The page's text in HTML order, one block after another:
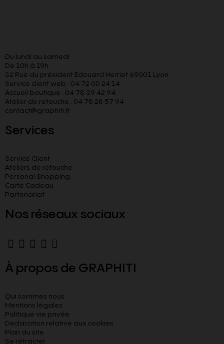
Du lundi au samedi
De 10h à 19h
32 Rue du président Edouard Herriot 69001 Lyon
Service client web : 04 72 00 24 14
Accueil boutique : 04 78 39 42 94
Atelier de retouche : 04 78 28 57 94
contact@graphiti.fr
Services
Service Client
Ateliers de retouche
Personal Shopping
Carte Cadeau
Partenariat
Nos réseaux sociaux
À propos de GRAPHITI
Qui sommes nous
Mentions légales
Politique vie privée
Declaration relative aux cookies​
Plan du site
Se rétracter